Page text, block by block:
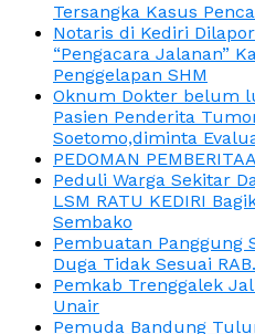
Tersangka Kasus
Notaris di Kediri
“Pengacara Jalanan”
Penggelapan SHM
Oknum Dokter belum
Pasien Penderita
Soetomo,diminta
PEDOMAN
Peduli Warga Sekitar
LSM RATU KEDIRI
Sembako
Pembuatan Panggung
Duga Tidak Sesuai RAB.
Pemkab Trenggalek
Unair
Pemuda Bandung